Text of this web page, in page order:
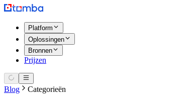
Platform
Oplossingen
Bronnen
Prijzen
Blog Categorieën